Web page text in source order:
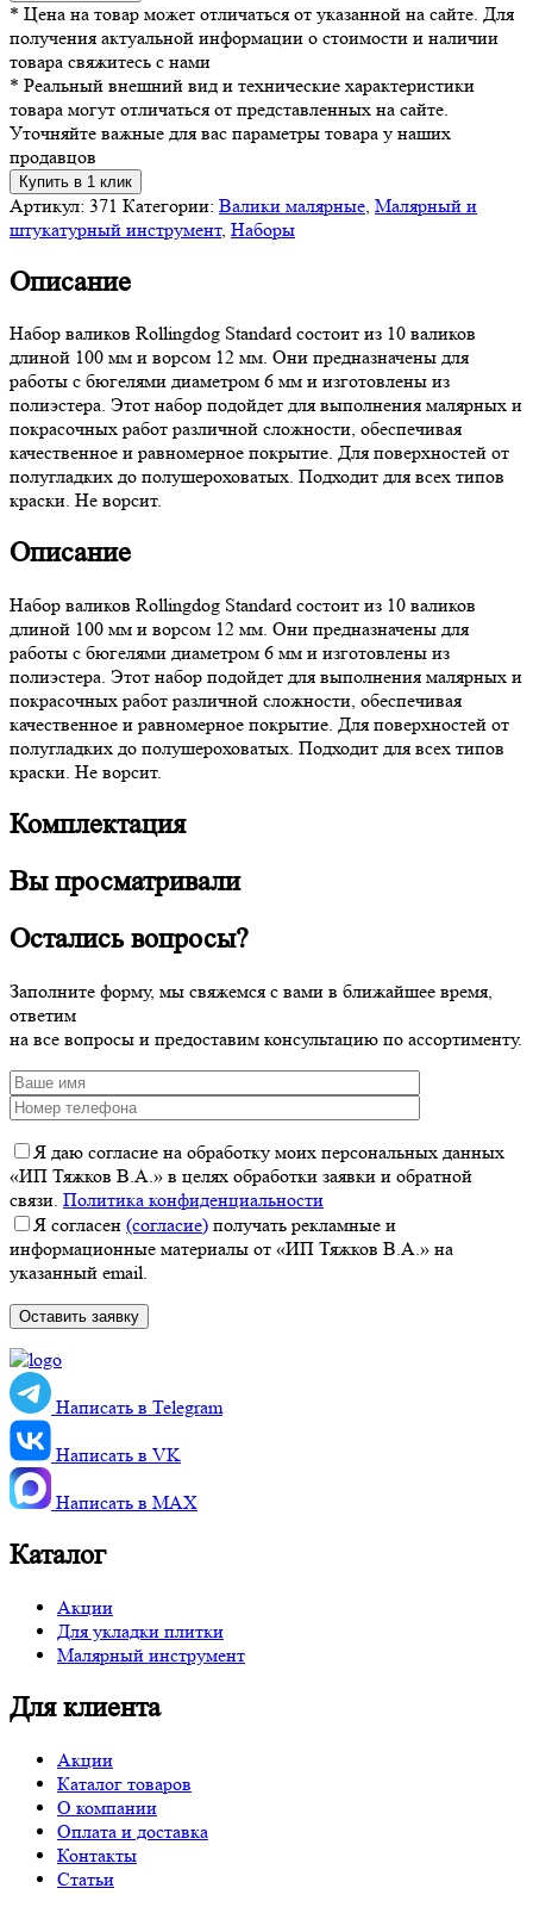
* Цена на товар может отличаться от указанной на сайте. Для
получения актуальной информации о стоимости и наличии
товара свяжитесь с нами
* Реальный внешний вид и технические характеристики
товара могут отличаться от представленных на сайте.
Уточняйте важные для вас параметры товара у наших
продавцов
Купить в 1 клик
Артикул: 371 Категории: Валики малярные Малярный и
штукатурный инструмент, Наборы
Описание
Набор валиков Rollingdog Standard состоит из 10 валиков
длиной 100 мм и ворсом 12 мм. Они предназначены для
работы с бюгелями диаметром 6 мм и изготовлены из
полиэстера. Этот набор подойдет для выполнения малярных и
покрасочных работ различной сложности, обеспечивая
качественное и равномерное покрытие. Для поверхностей от
полугладких до полушероховатых. Подходит для всех типов
краски. Не ворсит.
Описание
Набор валиков Rollingdog Standard состоит из 10 валиков
длиной 100 мм и ворсом 12 мм. Они предназначены для
работы с бюгелями диаметром 6 мм и изготовлены из
полиэстера. Этот набор подойдет для выполнения малярных и
покрасочных работ различной сложности, обеспечивая
качественное и равномерное покрытие. Для поверхностей от
полугладких до полушероховатых. Подходит для всех типов
краски. Не ворсит.
Комплектация
Вы просматривали
Остались вопросы?
Заполните форму, мы свяжемся с вами в ближайшее время,
ответим
на все вопросы и предоставим консультацию по ассортименту.
Я даю согласие на обработку моих персональных данных
«ИП Тяжков В.А.» в целях обработки заявки и обратной
связи. Политика конфиденциальности
Я согласен (согласие) получать рекламные и
информационные материалы от «ИП Тяжков В.А.» на
указанный email.
Написать в Telegram
Написать в VK
Написать в MАХ
Каталог
Акции
Для укладки плитки
Малярный инструмент
Для клиента
Акции
Каталог товаров
О компании
Оплата и доставка
Контакты
Статьи